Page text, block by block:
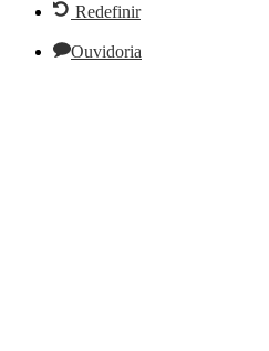
Redefinir
Ouvidoria